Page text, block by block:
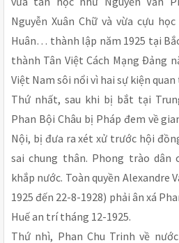
Nguyễn Xuân Chữ và vừa cựu
Huân… thành lập năm 1925 tại
thành Tân Việt Cách Mạng Ðảng
Việt Nam sôi nổi vì hai sự kiện
Thứ nhất, sau khi bị bắt tại
Phan Bội Châu bị Pháp đem về
Nội, bị đưa ra xét xử trước hội
sai chung thân. Phong trào dân
khắp nước. Toàn quyền Alexandre
1925 đến 22-8-1928) phải ân xá
Huế an trí tháng 12-1925.
Thứ nhì, Phan Chu Trinh về